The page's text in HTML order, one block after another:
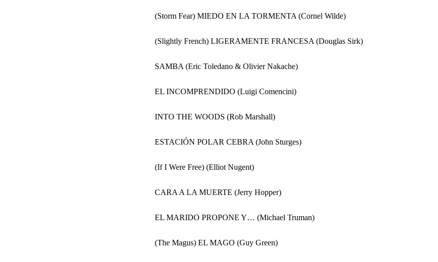
(Storm Fear) MIEDO EN LA TORMENTA (Cornel Wilde)
(Slightly French) LIGERAMENTE FRANCESA (Douglas Sirk)
SAMBA (Eric Toledano & Olivier Nakache)
EL INCOMPRENDIDO (Luigi Comencini)
INTO THE WOODS (Rob Marshall)
ESTACIÓN POLAR CEBRA (John Sturges)
(If I Were Free) (Elliot Nugent)
CARA A LA MUERTE (Jerry Hopper)
EL MARIDO PROPONE Y… (Michael Truman)
(The Magus) EL MAGO (Guy Green)